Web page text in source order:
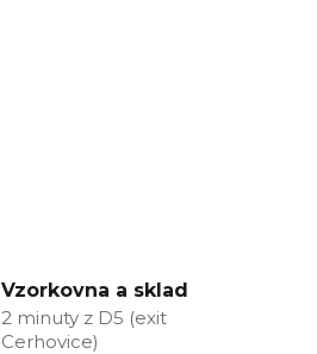
Vzorkovna a sklad
2 minuty z D5 (exit
Cerhovice)